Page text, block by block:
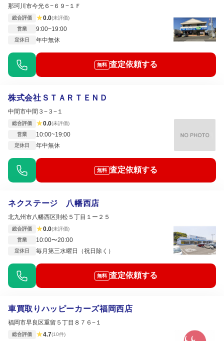
那珂川市今光６−６９−１Ｆ
総合評価 ★0.0(未評価)
営業
9:00~19:00
定休日 年中無休
無料 査定依頼する
株式会社ＳＴＡＲＴＥＮＤ
中間市中間３−３−１
総合評価 ★0.0(未評価)
営業
10:00~19:00
定休日 年中無休
無料 査定依頼する
ネクステージ 八幡西店
北九州市八幡西区則松５丁目１ー２５
総合評価 ★0.0(未評価)
営業
10:00〜20:00
定休日 毎月第三水曜日（祝日除く）
無料 査定依頼する
車買取りハッピーカーズ福岡西店
福岡市早良区重留５丁目８７６−１
総合評価 ★4.7(10件)